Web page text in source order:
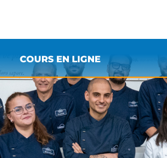
COURS EN LIGNE